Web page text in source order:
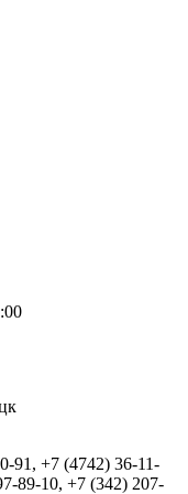
91, +7 (4742) 36-11-
89-10, +7 (342) 207-